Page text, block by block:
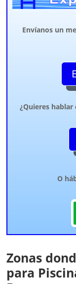
Envíanos un
¿Quieres hablar
O
Zonas
para